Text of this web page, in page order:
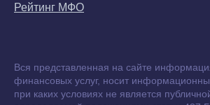
Рейтинг МФО
Вся представленная на сайте
финансовых услуг, носит
при каких условиях не является